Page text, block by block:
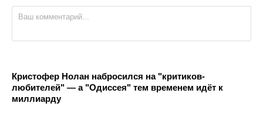
Кристофер Нолан набросился на "критиков-
любителей" — а "Одиссея" тем временем идёт к
миллиарду